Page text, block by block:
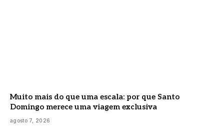
Muito mais do que uma escala: por que Santo
Domingo merece uma viagem exclusiva
agosto 7, 2026